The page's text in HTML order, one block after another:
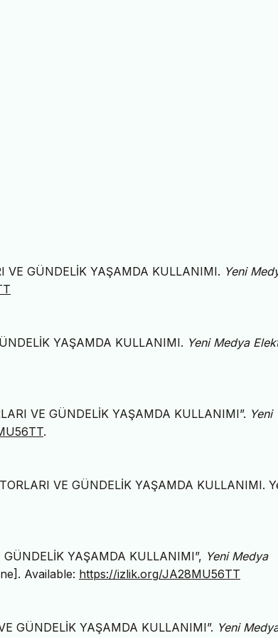
VE GÜNDELİK YAŞAMDA KULLANIMI. Yeni
YAŞAMDA KULLANIMI. Yeni Medya
VE GÜNDELİK YAŞAMDA KULLANIMI”. Yeni
.
VE GÜNDELİK YAŞAMDA KULLANIMI.
YAŞAMDA KULLANIMI”, Yeni Medya
Available: https://izlik.org/JA28MU56TT
GÜNDELİK YAŞAMDA KULLANIMI”. Yeni